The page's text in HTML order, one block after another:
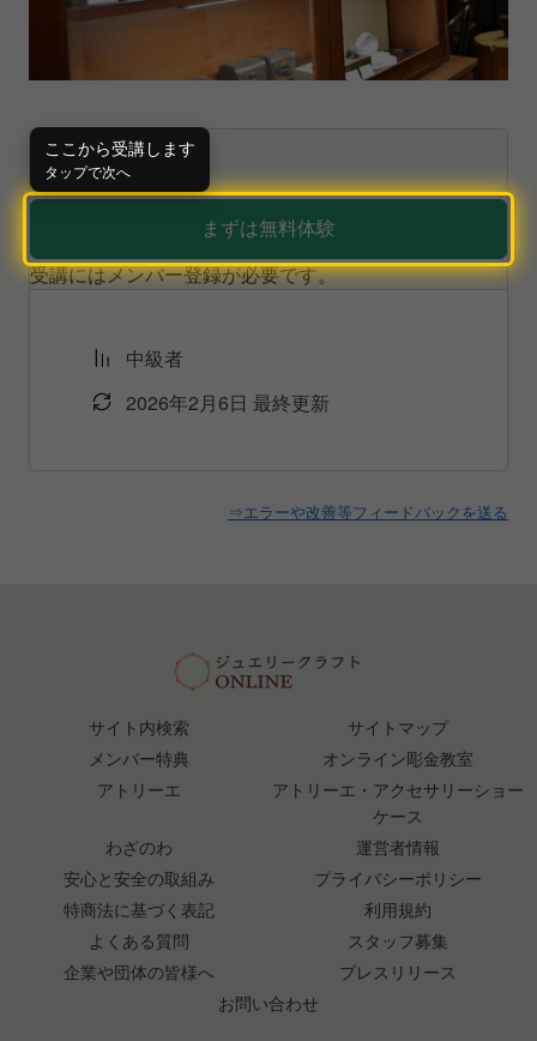
1,480
まずは無料体験
受講にはメンバー登録が必要です。
中級者
2026年2月6日 最終更新
⇒エラーや改善等フィードバックを送る
サイト内検索
サイトマップ
メンバー特典
オンライン彫金教室
アトリーエ
アトリーエ・アクセサリーショー
ケース
わざのわ
運営者情報
安心と安全の取組み
プライバシーポリシー
特商法に基づく表記
利用規約
よくある質問
スタッフ募集
企業や団体の皆様へ
プレスリリース
お問い合わせ
ここから受講します
タップで次へ